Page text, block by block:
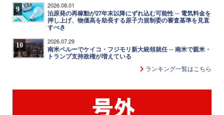
9 2026.08.01
泊原発の再稼動が27年末以降にずれ込む可能性 ─ 電気料金を
押し上げ、物価高を助長する原子力規制委の審査基準を見直
すべき
10 2026.07.29
南米ペルーでケイコ・フジモリ新大統領就任 ─ 南米で親米・
トランプ支持政権が増えている
ランキング一覧はこちら